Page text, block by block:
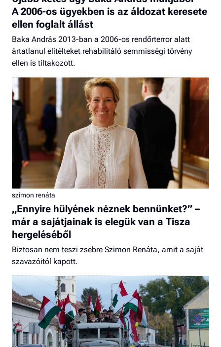
A 2006-os ügyekben is az áldozat keresete
ellen foglalt állást
Baka András 2013-ban a 2006-os rendőrterror alatt
ártatlanul elítélteket rehabilitáló semmisségi törvény
ellen is tiltakozott.
szimon renáta
„Ennyire hülyének nėznek bennünket?” –
már a sajátjainak is elegük van a Tisza
hergeléséből
Biztosan nem teszi zsebre Szimon Renáta, amit a saját
szavazóitól kapott.